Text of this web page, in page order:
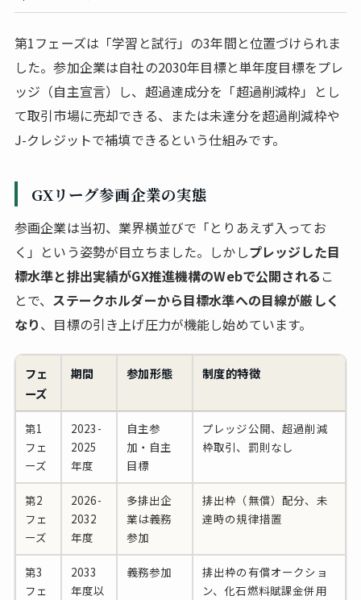
第1フェーズは「学習と試行」の3年間と位置づけられま
した。参加企業は自社の2030年目標と単年度目標をプレ
ッジ（自主宣言）し、超過達成分を「超過削減枠」とし
て取引市場に売却できる、または未達分を超過削減枠や
J-クレジットで補填できるという仕組みです。
GXリーグ参画企業の実態
参画企業は当初、業界横並びで「とりあえず入ってお
く」という姿勢が目立ちました。しかしプレッジした目
標水準と排出実績がGX推進機構のWebで公開される こ
とで、 ステークホルダーから目標水準への目線が厳しく
なり、目標の引き上げ圧力が機能し始めています。
フェ
ーズ
期間 参加形態 制度的特徴
第1
フェ
ーズ
2023-
2025
年度
自主参
加・自主
目標
プレッジ公開、超過削減
枠取引、罰則なし
第2
フェ
ーズ
2026-
2032
年度
多排出企
業は義務
参加
排出枠（無償）配分、未
達時の規律措置
第3
フェ
2033
年度以
義務参加
排出枠の有償オークショ
ン、化石燃料賦課金併用